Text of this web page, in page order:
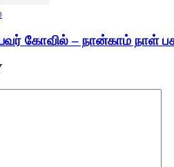
கோவில் – நான்காம் நாள்